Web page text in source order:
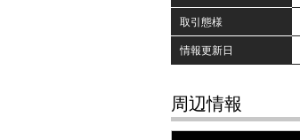
取引態様
情報更新日
周辺情報